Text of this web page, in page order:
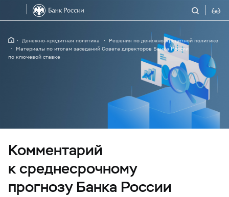
Денежно-кредитная политика
Решения по денежно-кредитной политике
Материалы по итогам заседаний Совета директоров Банка России
по ключевой ставке
Комментарий
к среднесрочному
прогнозу Банка России